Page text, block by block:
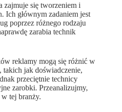
zajmuje się tworzeniem i
Ich głównym zadaniem jest
poprzez różnego rodzaju
zarabia technik
reklamy mogą się różnić w
jak doświadczenie,
przeciętnie technicy
zarobki. Przeanalizujmy,
tej branży.